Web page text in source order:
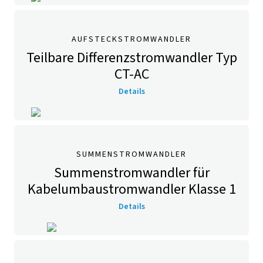
AUFSTECKSTROMWANDLER
Teilbare Differenzstromwandler Typ
CT-AC
Details
SUMMENSTROMWANDLER
Summenstromwandler für
Kabelumbaustromwandler Klasse 1
Details